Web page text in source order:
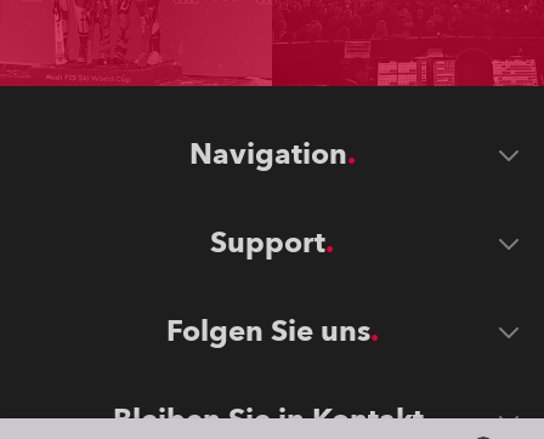
Navigation
Support
Folgen Sie uns
Bleiben Sie in Kontakt